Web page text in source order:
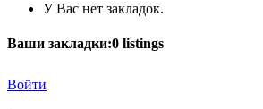
У Вас нет закладок.
Ваши закладки:0 listings
Войти